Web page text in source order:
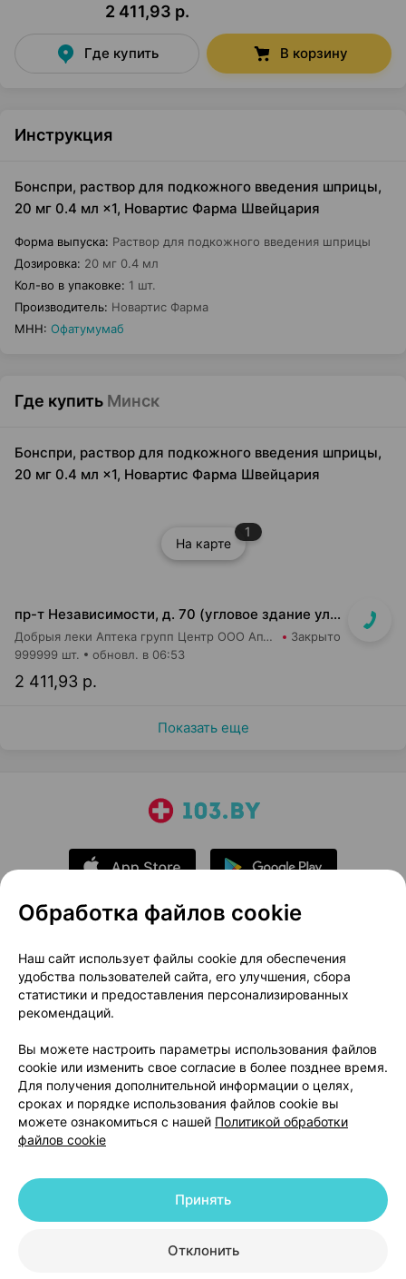
2 411,93 р.
Где купить В корзину
Инструкция
Бонспри, раствор для подкожного введения шприцы,
20 мг 0.4 мл ×1, Новартис Фарма Швейцария
Форма выпуска: Раствор для подкожного введения шприцы
Дозировка: 20 мг 0.4 мл
Кол-во в упаковке: 1 шт.
Производитель: Новартис Фарма
МНН: Офатумумаб
Где купить Минск
Бонспри, раствор для подкожного введения шприцы,
20 мг 0.4 мл ×1, Новартис Фарма Швейцария
На карте
1
пр-т Независимости, д. 70 (угловое здание ул. Сурганова, д. 17)
Добрыя леки Аптека групп Центр ООО Аптека №26 Закрыто
2 411,93 р.
999999 шт. обновл. в 06:53
Показать еще
О проекте
Новости проекта
Размещение рекламы
Медицинский маркетинг
Публичный договор
Доставка
Способы оплаты
Вакансии
Партнеры
Написать руководителю 103.by
Написать в поддержку
Персональные настройки Cookie
© 2026 ООО «Артокс Лаб», УНП 191700409 | 220012, Республика Беларусь,
+375 291212755
Обработка файлов cookie
Наш сайт использует файлы cookie для обеспечения
удобства пользователей сайта, его улучшения, сбора
статистики и предоставления персонализированных
рекомендаций.
Вы можете настроить параметры использования файлов
cookie или изменить свое согласие в более позднее время.
Для получения дополнительной информации о целях,
сроках и порядке использования файлов cookie вы
можете ознакомиться с нашей Политикой обработки
файлов cookie
Отклонить
Принять